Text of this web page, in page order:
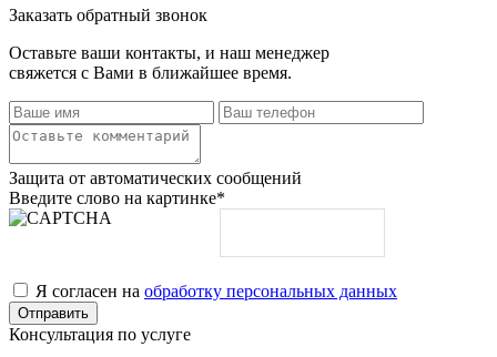
Заказать обратный звонок
Оставьте ваши контакты, и наш менеджер
свяжется с Вами в ближайшее время.
Защита от автоматических сообщений
Введите слово на картинке*
Я согласен на обработку персональных данных
Консультация по услуге